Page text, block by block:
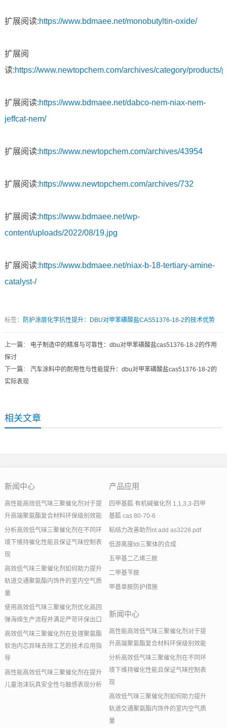
扩展阅读:https://www.bdmaee.net/monobutyltin-oxide/
扩展阅
读:https://www.newtopchem.com/archives/category/products/
扩展阅读:https://www.bdmaee.net/dabco-nem-niax-nem-
jeffcat-nem/
扩展阅读:https://www.newtopchem.com/archives/43954
扩展阅读:https://www.newtopchem.com/archives/732
扩展阅读:https://www.bdmaee.net/wp-
content/uploads/2022/08/19.jpg
扩展阅读:https://www.bdmaee.net/niax-b-18-tertiary-amine-
catalyst-/
标签： 防护涂层化学抗性提升：DBU对甲苯磺酸盐CAS51376-18-2的技术优势
上一篇： 电子制造中的精准与可靠性：dbu对甲苯磺酸盐cas51376-18-2的作用
探讨
下一篇： 汽车涂料中的耐用性与性能提升：dbu对甲苯磺酸盐cas51376-18-2的
实际表现
相关文章
新闻中心
高性能高效低气味三聚催化剂对于提
升高端聚氨酯复合材料环保级别效能
分析高效低气味三聚催化剂在不同环
境下维持催化性能且保证气味控制表
现
高效低气味三聚催化剂如何助力提升
轨道交通聚氨酯内饰件的室内空气质
量
使用高效低气味三聚催化剂优化高回
弹海绵生产流程并满足严苛环保出口
高效低气味三聚催化剂在处理聚氨酯
软泡内芯异味去除工艺的技术应用指
导
高性能高效低气味三聚催化剂在提升
儿童泡沫玩具安全性与触感表现分析
产品应用
四甲基胍 有机碱催化剂 1,1,3,3-四甲
基胍 cas 80-70-6
粘结力改善助剂nt add as3228.pdf
低游离度tdi三聚体的合成
五甲基二乙烯三胺
二甲基苄胺
甲基单胺防护措施
新闻中心
高性能高效低气味三聚催化剂对于提
升高端聚氨酯复合材料环保级别效能
分析高效低气味三聚催化剂在不同环
境下维持催化性能且保证气味控制表
现
高效低气味三聚催化剂如何助力提升
轨道交通聚氨酯内饰件的室内空气质
量